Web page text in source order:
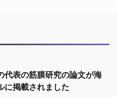
代表の筋膜研究の論文が海
に掲載されました